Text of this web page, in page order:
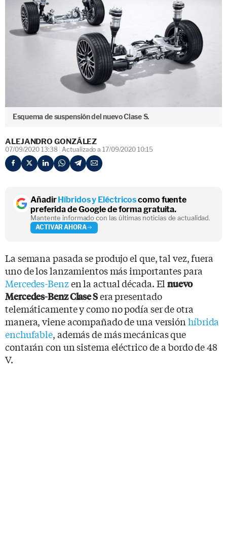
Esquema de suspensión del nuevo Clase S.
ALEJANDRO GONZÁLEZ
07/09/2020 13:38 Actualizado a 17/09/2020 10:15
AñadirHíbridos y Eléctricoscomo fuente
preferida de Google de forma gratuita.
Mantente informado con las últimas noticias de actualidad.
ACTIVAR AHORA
La semana pasada se produjo el que, tal vez, fuera
uno de los lanzamientos más importantes para
Mercedes-Benzen la actual década. Elnuevo
Mercedes-Benz Clase Sera presentado
telemáticamente y como no podía ser de otra
manera, viene acompañado de una versiónhíbrida
enchufable, además de más mecánicas que
contarán con un sistema eléctrico de a bordo de 48
V.